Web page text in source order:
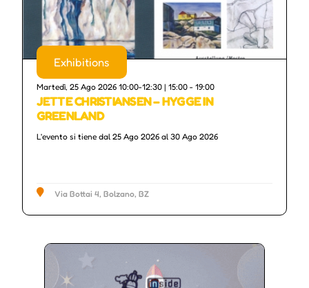
Exhibitions
Martedì, 25 Ago 2026 10:00-12:30 | 15:00 - 19:00
JETTE CHRISTIANSEN – HYGGE IN
GREENLAND
L'evento si tiene dal 25 Ago 2026 al 30 Ago 2026
Via Bottai 4, Bolzano, BZ